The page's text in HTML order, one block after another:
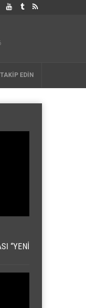
TAKIP EDIN
“YENI